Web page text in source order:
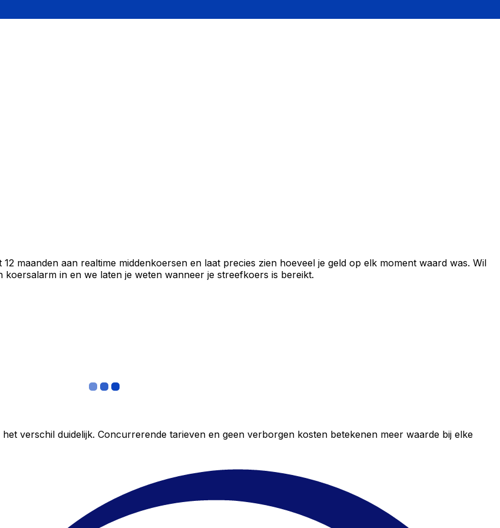
maanden aan realtime middenkoersen en laat precies zien hoeveel je geld op elk moment waard was. Wil
in en we laten je weten wanneer je streefkoers is bereikt.
verschil duidelijk. Concurrerende tarieven en geen verborgen kosten betekenen meer waarde bij elke